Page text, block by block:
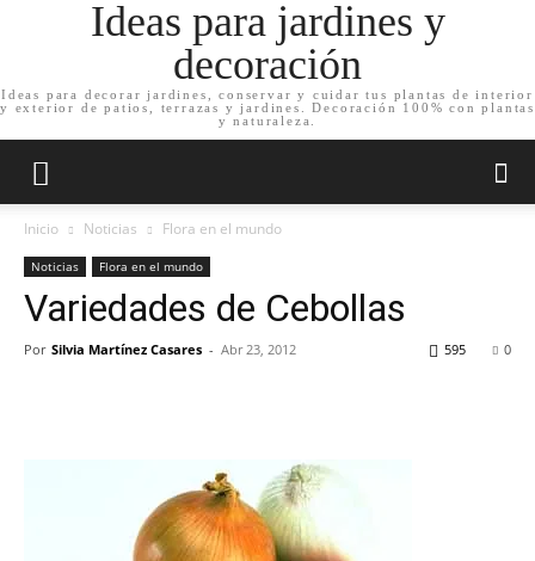
Ideas para jardines y
decoración
Ideas para decorar jardines, conservar y cuidar tus plantas de interior
y exterior de patios, terrazas y jardines. Decoración 100% con plantas
y naturaleza.
Inicio Noticias Flora en el mundo
Noticias Flora en el mundo
Variedades de Cebollas
Por Silvia Martínez Casares - Abr 23, 2012 0
595